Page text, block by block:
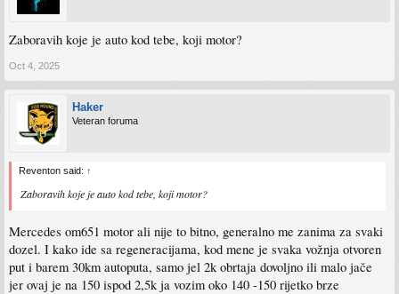
Zaboravih koje je auto kod tebe, koji motor?
Oct 4, 2025
Haker
Veteran foruma
Reventon said: ↑
Zaboravih koje je auto kod tebe, koji motor?
Mercedes om651 motor ali nije to bitno, generalno me zanima za svaki
dozel. I kako ide sa regeneracijama, kod mene je svaka vožnja otvoren
put i barem 30km autoputa, samo jel 2k obrtaja dovoljno ili malo jače
jer ovaj je na 150 ispod 2,5k ja vozim oko 140 -150 rijetko brze